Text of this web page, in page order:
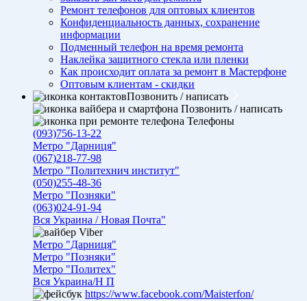
Ремонт телефонов для оптовых клиентов
Конфиденциальность данных, сохранение
информации
Подменный телефон на время ремонта
Наклейка защитного стекла или пленки
Как происходит оплата за ремонт в Мастерфоне
Оптовым клиентам - скидки
Позвонить / написать
Позвонить / написать
Телефоны
(093)756-13-22
Метро "Дарниця"
(067)218-77-98
Метро "Политехнич институт"
(050)255-48-36
Метро "Позняки"
(063)024-91-94
Вся Украина / Новая Почта"
Viber
Метро "Дарниця"
Метро "Позняки"
Метро "Политех"
Вся Украина/Н П
https://www.facebook.com/Maisterfon/